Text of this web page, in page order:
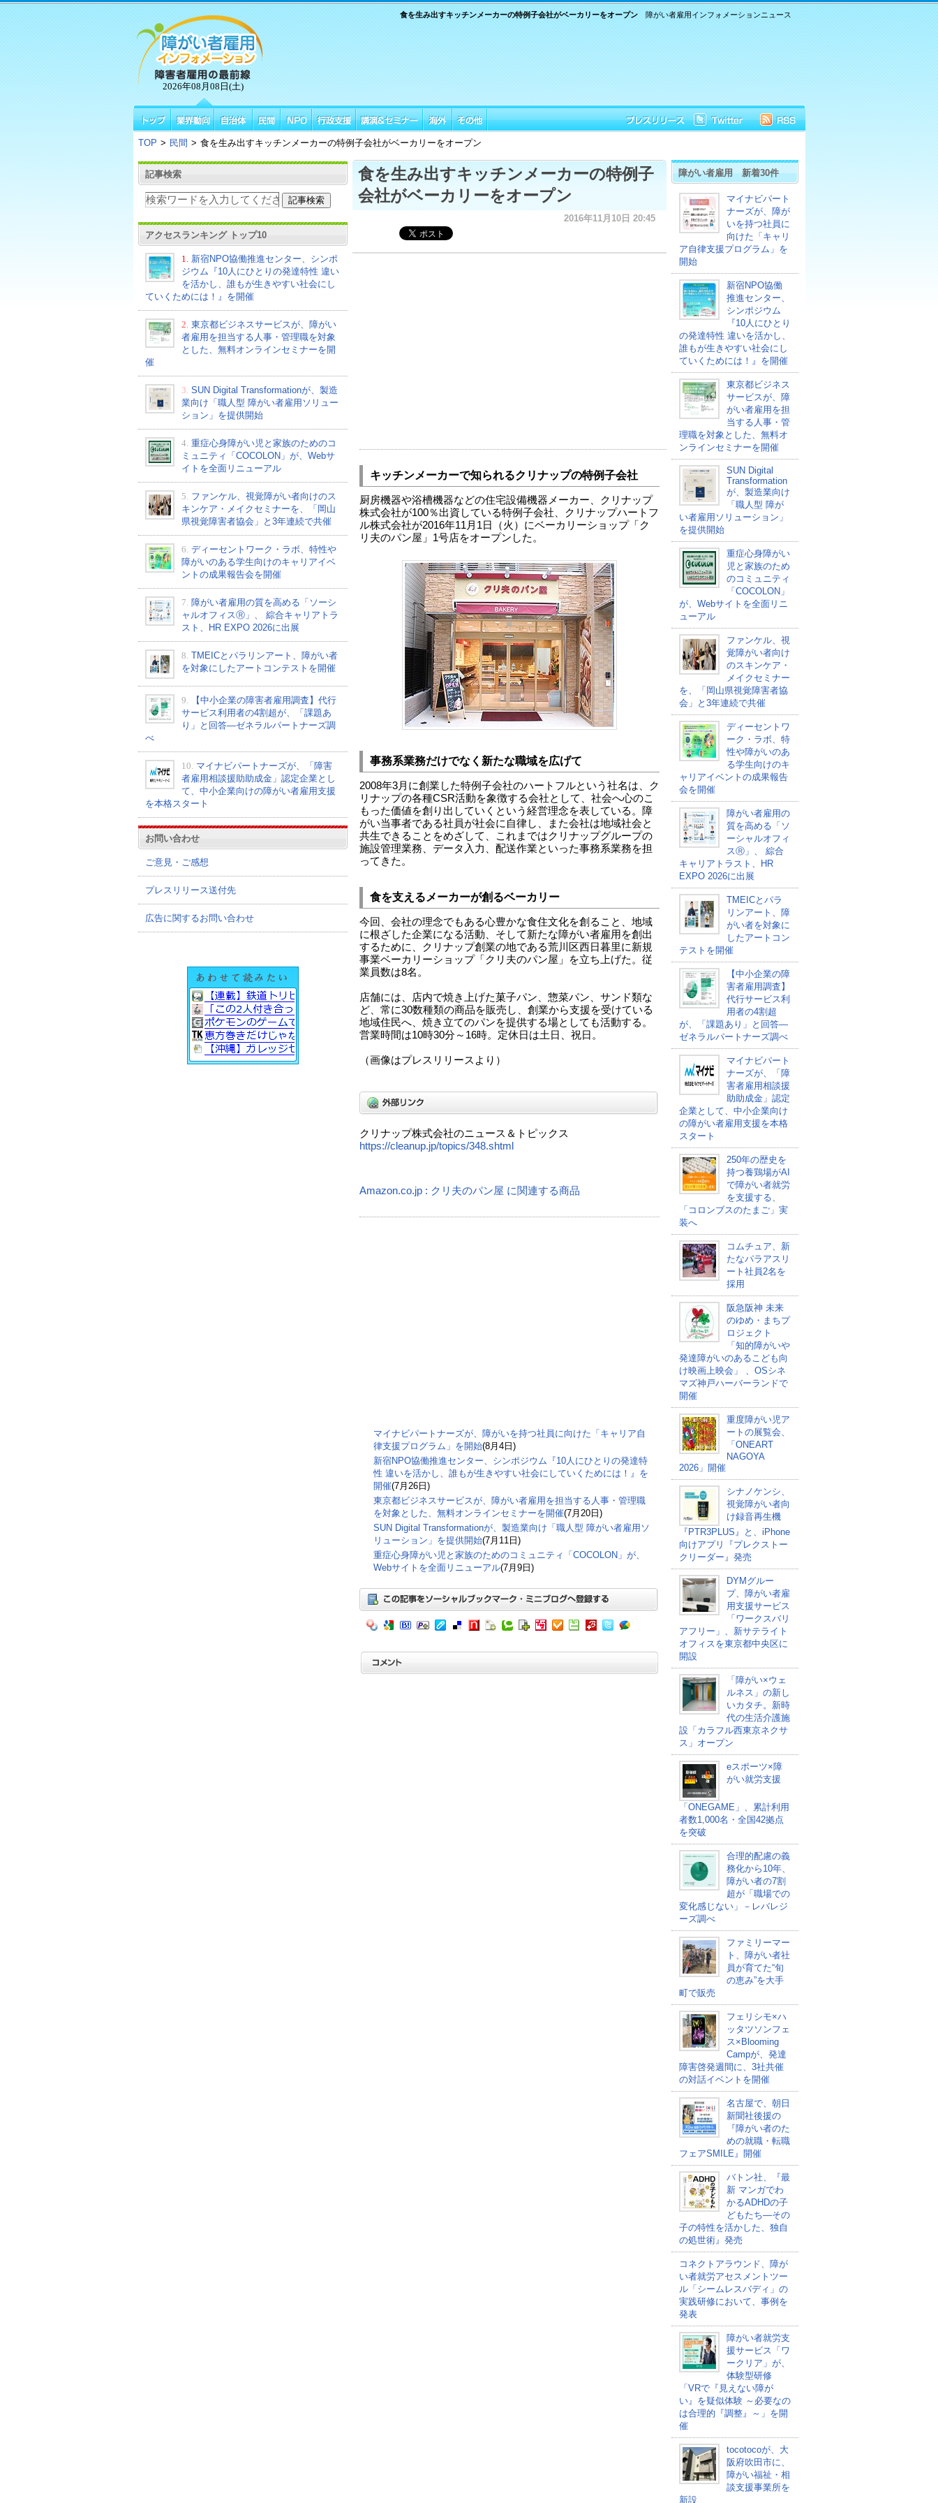
2026年08月08日(土)
障がい者雇用インフォメーションニュース
食を生み出すキッチンメーカーの特例子会社がベーカリーをオープン
TOP > 民間 > 食を生み出すキッチンメーカーの特例子会社がベーカリーをオープン
記事検索
アクセスランキング トップ10
1.
新宿NPO協働推進センター、シンポ
ジウム『10人にひとりの発達特性 違い
を活かし、誰もが生きやすい社会にし
ていくためには！』を開催
2. 東京都ビジネスサービスが、障がい
者雇用を担当する人事・管理職を対象
とした、無料オンラインセミナーを開
催
3. SUN Digital Transformationが、製造
業向け「職人型 障がい者雇用ソリュー
ション」を提供開始
4. 重症心身障がい児と家族のためのコ
ミュニティ「COCOLON」が、Webサ
イトを全面リニューアル
5. ファンケル、視覚障がい者向けのス
キンケア・メイクセミナーを、「岡山
県視覚障害者協会」と3年連続で共催
6. ディーセントワーク・ラボ、特性や
障がいのある学生向けのキャリアイベ
ントの成果報告会を開催
7. 障がい者雇用の質を高める「ソーシ
ャルオフィスⓇ」、 綜合キャリアトラ
スト、HR EXPO 2026に出展
8. TMEICとパラリンアート、障がい者
を対象にしたアートコンテストを開催
9.
【中小企業の障害者雇用調査】代行
サービス利用者の4割超が、「課題あ
り」と回答―ゼネラルパートナーズ調
べ
10. マイナビパートナーズが、「障害
者雇用相談援助助成金」認定企業とし
て、中小企業向けの障がい者雇用支援
を本格スタート
お問い合わせ
ご意見・ご感想
プレスリリース送付先
広告に関するお問い合わせ
食を生み出すキッチンメーカーの特例子
会社がベーカリーをオープン
2016年11月10日 20:45
キッチンメーカーで知られるクリナップの特例子会社
厨房機器や浴槽機器などの住宅設備機器メーカー、クリナップ
株式会社が100％出資している特例子会社、クリナップハートフ
ル株式会社が2016年11月1日（火）にベーカリーショップ「ク
リ夫のパン屋」1号店をオープンした。
事務系業務だけでなく新たな職域を広げて
2008年3月に創業した特例子会社のハートフルという社名は、ク
リナップの各種CSR活動を象徴する会社として、社会へ心のこ
もった価値を創り出していくという経営理念を表している。障
がい当事者である社員が社会に自律し、また会社は地域社会と
共生できることをめざして、これまではクリナップグループの
施設管理業務、データ入力、配送作業といった事務系業務を担
ってきた。
食を支えるメーカーが創るベーカリー
今回、会社の理念でもある心豊かな食住文化を創ること、地域
に根ざした企業になる活動、そして新たな障がい者雇用を創出
するために、クリナップ創業の地である荒川区西日暮里に新規
事業ベーカリーショップ「クリ夫のパン屋」を立ち上げた。従
業員数は8名。
店舗には、店内で焼き上げた菓子パン、惣菜パン、サンド類な
ど、常に30数種類の商品を販売し、創業から支援を受けている
地域住民へ、焼き立てのパンを提供する場としても活動する。
営業時間は10時30分～16時。定休日は土日、祝日。
（画像はプレスリリースより）
クリナップ株式会社のニュース＆トピックス
https://cleanup.jp/topics/348.shtml
Amazon.co.jp : クリ夫のパン屋 に関連する商品
マイナビパートナーズが、障がいを持つ社員に向けた「キャリア自
律支援プログラム」を開始(8月4日)
新宿NPO協働推進センター、シンポジウム『10人にひとりの発達特
性 違いを活かし、誰もが生きやすい社会にしていくためには！』を
開催(7月26日)
東京都ビジネスサービスが、障がい者雇用を担当する人事・管理職
を対象とした、無料オンラインセミナーを開催(7月20日)
SUN Digital Transformationが、製造業向け「職人型 障がい者雇用ソ
リューション」を提供開始(7月11日)
重症心身障がい児と家族のためのコミュニティ「COCOLON」が、
Webサイトを全面リニューアル(7月9日)
障がい者雇用 新着30件
マイナビパート
ナーズが、障が
いを持つ社員に
向けた「キャリ
ア自律支援プログラム」を
開始
新宿NPO協働
推進センター、
シンポジウム
『10人にひとり
の発達特性 違いを活かし、
誰もが生きやすい社会にし
ていくためには！』を開催
東京都ビジネス
サービスが、障
がい者雇用を担
当する人事・管
理職を対象とした、無料オ
ンラインセミナーを開催
SUN Digital
Transformation
が、製造業向け
「職人型 障が
い者雇用ソリューション」
を提供開始
重症心身障がい
児と家族のため
のコミュニティ
「COCOLON」
が、Webサイトを全面リニ
ューアル
ファンケル、視
覚障がい者向け
のスキンケア・
メイクセミナー
を、「岡山県視覚障害者協
会」と3年連続で共催
ディーセントワ
ーク・ラボ、特
性や障がいのあ
る学生向けのキ
ャリアイベントの成果報告
会を開催
障がい者雇用の
質を高める「ソ
ーシャルオフィ
スⓇ」、 綜合
キャリアトラスト、HR
EXPO 2026に出展
TMEICとパラ
リンアート、障
がい者を対象に
したアートコン
テストを開催
【中小企業の障
害者雇用調査】
代行サービス利
用者の4割超
が、「課題あり」と回答―
ゼネラルパートナーズ調べ
マイナビパート
ナーズが、「障
害者雇用相談援
助助成金」認定
企業として、中小企業向け
の障がい者雇用支援を本格
スタート
250年の歴史を
持つ養鶏場がAI
で障がい者就労
を支援する、
「コロンブスのたまご」実
装へ
コムチュア、新
たなパラアスリ
ート社員2名を
採用
阪急阪神 未来
のゆめ・まちプ
ロジェクト
「知的障がいや
発達障がいのあるこども向
け映画上映会」 、OSシネ
マズ神戸ハーバーランドで
開催
重度障がい児ア
ートの展覧会、
「ONEART
NAGOYA
2026」開催
シナノケンシ、
視覚障がい者向
け録音再生機
『PTR3PLUS』と、iPhone
向けアプリ『プレクストー
クリーダー』発売
DYMグルー
プ、障がい者雇
用支援サービス
「ワークスバリ
アフリー」、新サテライト
オフィスを東京都中央区に
開設
「障がい×ウェ
ルネス」の新し
いカタチ。新時
代の生活介護施
設「カラフル西東京ネクサ
ス」オープン
eスポーツ×障
がい就労支援
「ONEGAME」、累計利用
者数1,000名・全国42拠点
を突破
合理的配慮の義
務化から10年、
障がい者の7割
超が「職場での
変化感じない」－レバレジ
ーズ調べ
ファミリーマー
ト、障がい者社
員が育てた“旬
の恵み”を大手
町で販売
フェリシモ×ハ
ッタツソンフェ
ス×Blooming
Campが、発達
障害啓発週間に、3社共催
の対話イベントを開催
名古屋で、朝日
新聞社後援の
『障がい者のた
めの就職・転職
フェアSMILE』開催
バトン社、『最
新 マンガでわ
かるADHDの子
どもたち―その
子の特性を活かした、独自
の処世術』発売
コネクトアラウンド、障が
い者就労アセスメントツー
ル「シームレスバディ」の
実践研修において、事例を
発表
障がい者就労支
援サービス「ワ
ークリア」が、
体験型研修
「VRで『見えない障が
い』を疑似体験 ～必要なの
は合理的『調整』～」を開
催
tocotocoが、大
阪府吹田市に、
障がい福祉・相
談支援事業所を
新設